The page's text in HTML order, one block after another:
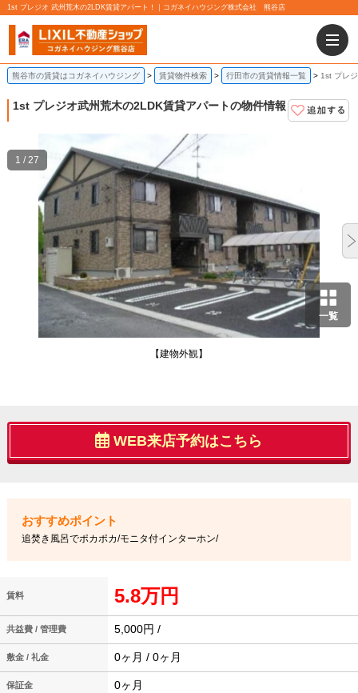
1st プレジオ 武州荒木の2LDK賃貸アパート！｜コガネイハウジング株式会社 熊谷店
熊谷市の賃貸はコガネイハウジング 賃貸物件検索 行田市の賃貸情報一覧 1st プレ
1st プレジオ武州荒木の2LDK賃貸アパートの物件情報
一覧
【建物外観】
1 / 27
WEB来店予約はこちら
追焚き風呂でポカポカ/モニタ付インターホン/
賃料 5.8万円
共益費 / 管理費 5,000円 /
敷金 / 礼金 0ヶ月 / 0ヶ月
保証金 0ヶ月